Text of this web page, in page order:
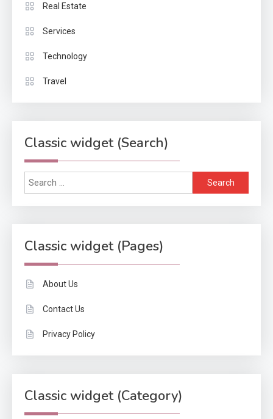
Real Estate
Services
Technology
Travel
Classic widget (Search)
Search
for:
Classic widget (Pages)
About Us
Contact Us
Privacy Policy
Classic widget (Category)